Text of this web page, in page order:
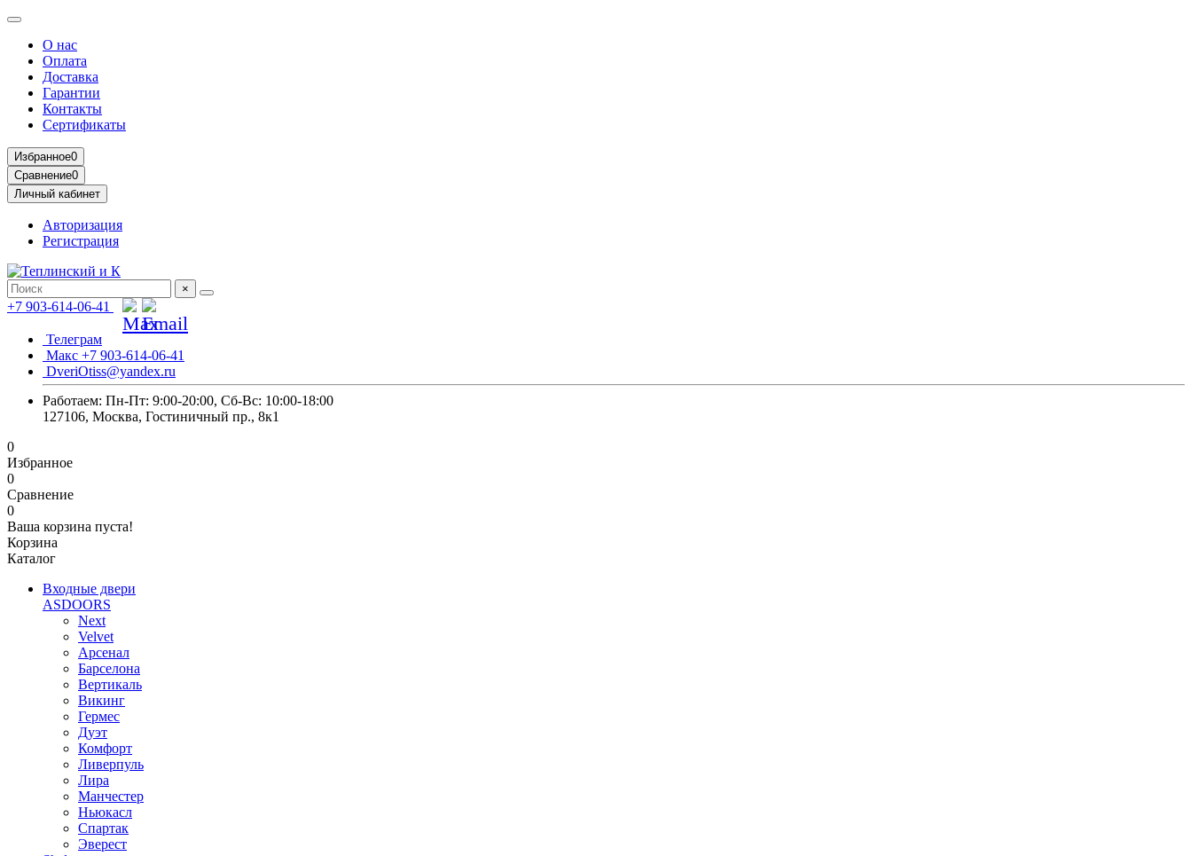
О нас
Оплата
Доставка
Гарантии
Контакты
Сертификаты
Избранное0
Сравнение0
Личный кабинет
Авторизация
Регистрация
×
+7 903-614-06-41
Телеграм
Макс +7 903-614-06-41
DveriOtiss@yandex.ru
Работаем: Пн-Пт: 9:00-20:00, Сб-Вс: 10:00-18:00
127106, Москва, Гостиничный пр., 8к1
0
Избранное
0
Сравнение
0
Ваша корзина пуста!
Корзина
Каталог
Входные двери
ASDOORS
Next
Velvet
Арсенал
Барселона
Вертикаль
Викинг
Гермес
Дуэт
Комфорт
Ливерпуль
Лира
Манчестер
Ньюкасл
Спартак
Эверест